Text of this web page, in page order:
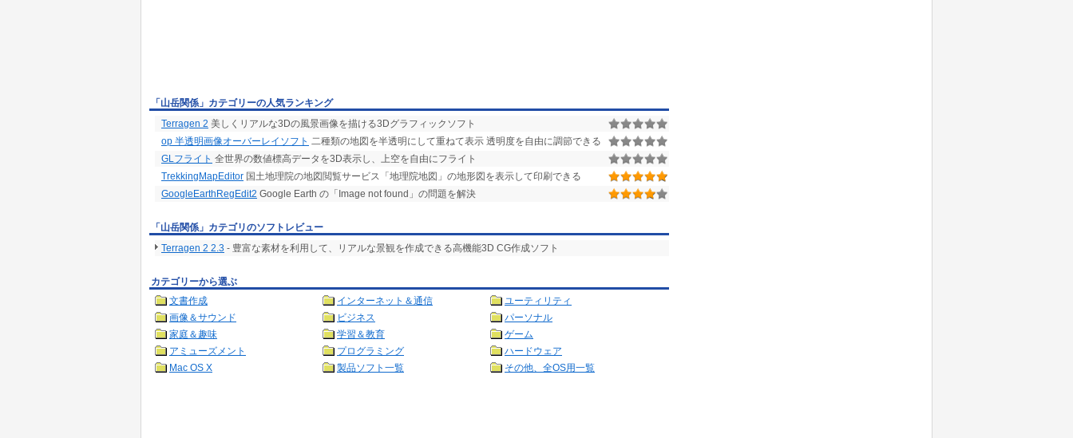
「山岳関係」カテゴリーの人気ランキング
Terragen 2 美しくリアルな3Dの風景画像を描ける3Dグラフィックソフト
op 半透明画像オーバーレイソフト 二種類の地図を半透明にして重ねて表示 透明度を自由に調節できる
GLフライト 全世界の数値標高データを3D表示し、上空を自由にフライト
TrekkingMapEditor 国土地理院の地図閲覧サービス「地理院地図」の地形図を表示して印刷できる
GoogleEarthRegEdit2 Google Earth の「Image not found」の問題を解決
「山岳関係」カテゴリのソフトレビュー
Terragen 2 2.3 - 豊富な素材を利用して、リアルな景観を作成できる高機能3D CG作成ソフト
カテゴリーから選ぶ
文書作成
インターネット＆通信
ユーティリティ
画像＆サウンド
ビジネス
パーソナル
家庭＆趣味
学習＆教育
ゲーム
アミューズメント
プログラミング
ハードウェア
Mac OS X
製品ソフト一覧 その他、全OS用一覧